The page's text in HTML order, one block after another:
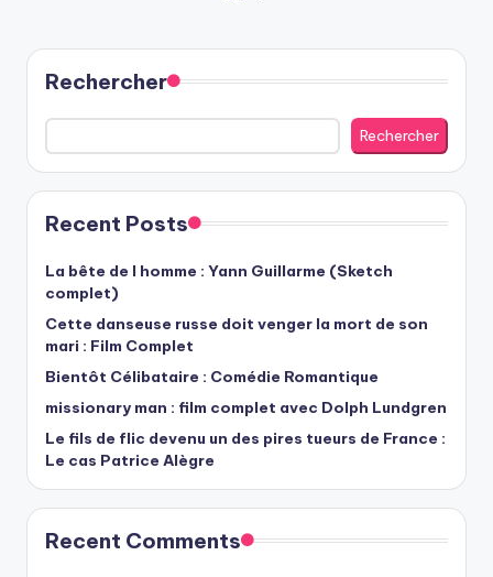
des
publications
Rechercher
Rechercher
Recent Posts
La bête de l homme : Yann Guillarme (Sketch
complet)
Cette danseuse russe doit venger la mort de son
mari : Film Complet
Bientôt Célibataire : Comédie Romantique
missionary man : film complet avec Dolph Lundgren
Le fils de flic devenu un des pires tueurs de France :
Le cas Patrice Alègre
Recent Comments